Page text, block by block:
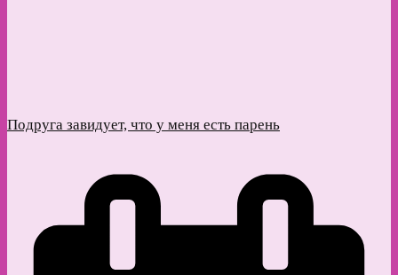
Подруга завидует, что у меня есть парень